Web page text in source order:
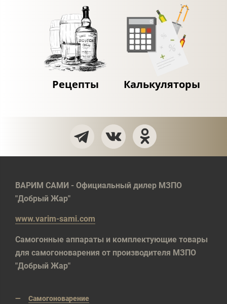
Рецепты Калькуляторы
ВАРИМ САМИ - Официальный дилер МЗПО
"Добрый Жар"
www.varim-sami.com
Самогонные аппараты и комплектующие товары
для самогоноварения от производителя МЗПО
"Добрый Жар"
Самогоноварение